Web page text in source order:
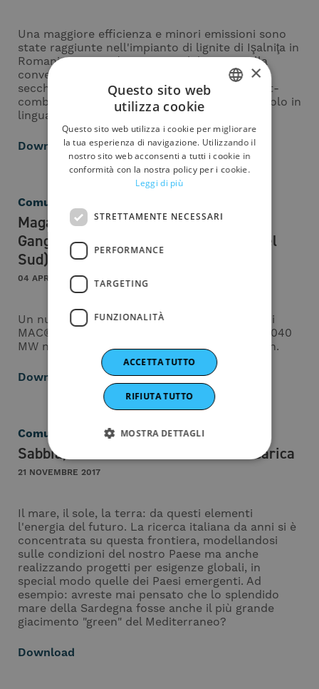
Una maggiore efficienza e minori emissioni sono
state raggiunte nell'impianto di lignite di Işalniţa in
Romania. Questo è stato possibile grazie alla
conversione delle ceneri pesanti da umide a
secche e all'introduzione del processo di post-
combustione per i residui incombusti. (Articolo in
lingua inglese)
Download
Comunicati
Magaldi: una nuova commessa da
Gangeung Anin Power Plant (Corea del
Sud)
04 APRILE 2019
Un nuovo ordine dalla Corea del Sud: i sistemi
MAC®+MAR® a secco per 2 caldaie USC da 1.040
MW nella centrale elettrica di Gangneung Anin.
Download
Comunicati
Sabbia, mare e sole la natura dà la carica
21 NOVEMBRE 2017
Il mare, il sole, la terra: da questi elementi
l'energia del futuro. La ricerca italiana da anni si è
concentrata su questa frontiera, modellandosi
sulle condizioni del nostro Paese ma anche
realizzando progetti per esigenze globali, in
special modo quelle dei Paesi emergenti. Ad
esempio: avreste mai pensato che lo splendido
mare della Sardegna fosse anche il più grande
giacimento "green" del Mediterraneo?
Download
ENGLISH
SPANISH
×
Questo sito web
utilizza cookie
Questo sito web utilizza i cookie per migliorare
la tua esperienza di navigazione. Utilizzando il
nostro sito web acconsenti a tutti i cookie in
conformità con la nostra policy per i cookie.
Leggi di più
STRETTAMENTE NECESSARI
PERFORMANCE
TARGETING
FUNZIONALITÀ
ACCETTA TUTTO
RIFIUTA TUTTO
MOSTRA DETTAGLI